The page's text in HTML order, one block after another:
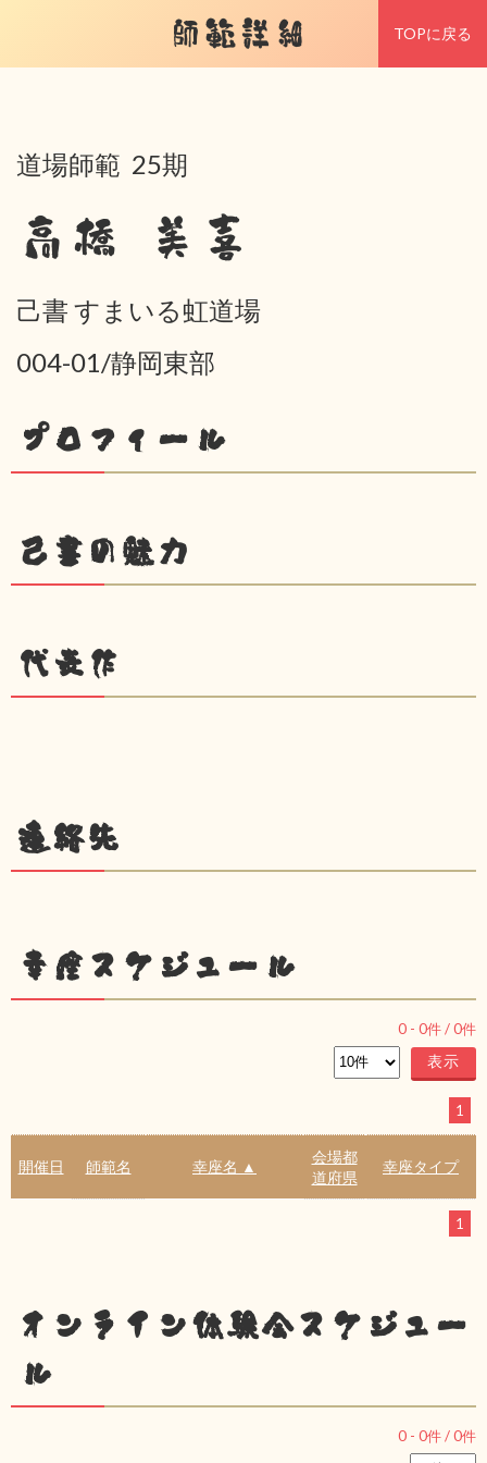
師範詳細 TOPに戻る
道場師範 25期
高橋 美喜
己書 すまいる虹道場
004-01/静岡東部
プロフィール
己書の魅力
代表作
連絡先
幸座スケジュール
0 - 0件 /0件
1
開催日 師範名 幸座名 ▲
会場都
道府県
幸座タイプ
1
オンライン体験会スケジュー
ル
0 - 0件 /0件